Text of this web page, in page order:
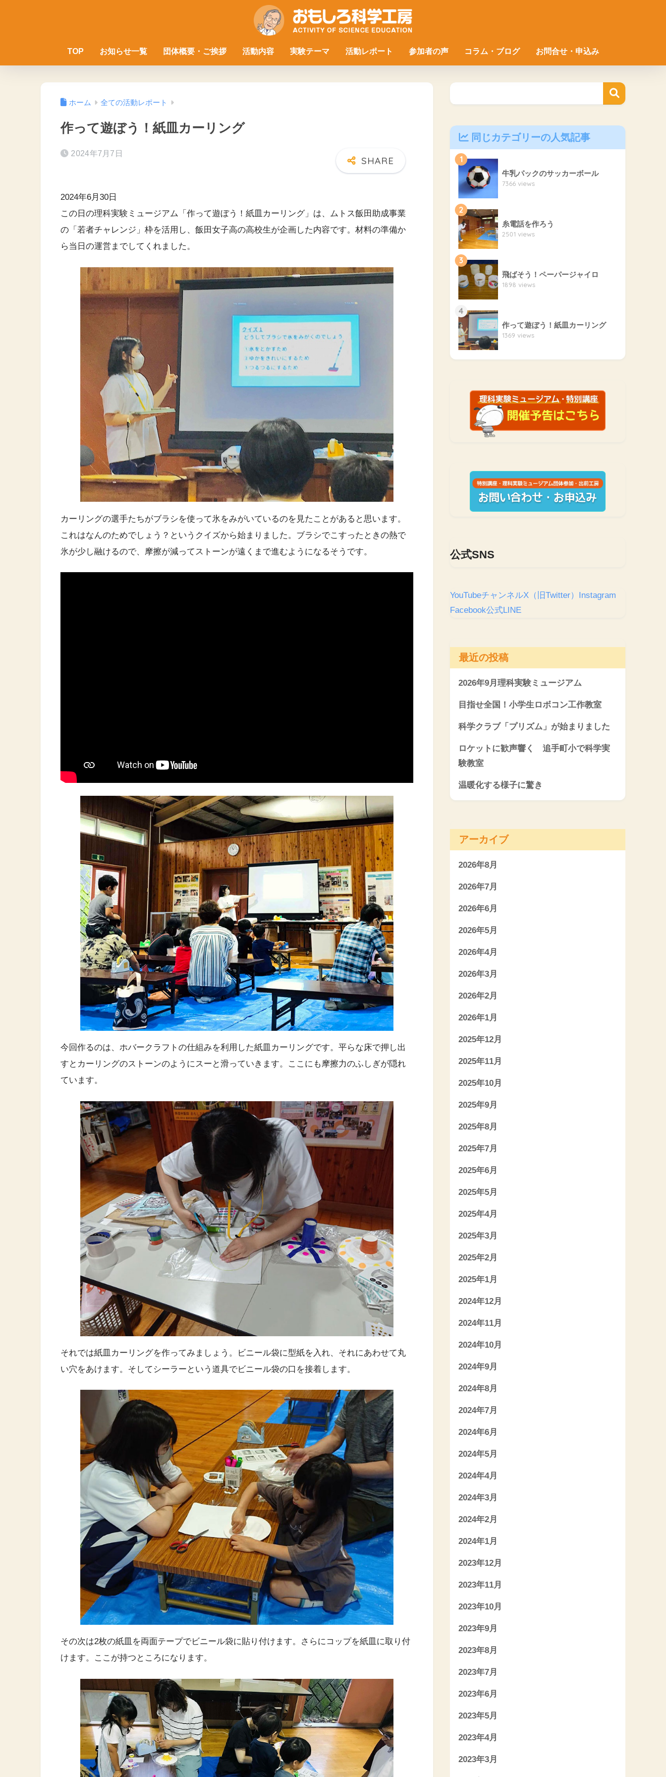
TOP お知らせ一覧 団体概要・ご挨拶 活動内容 実験テーマ 活動レポート 参加者の声 コラム・ブログ お問合せ・申込み
ホーム 全ての活動レポート
作って遊ぼう！紙皿カーリング
2024年7月7日
2024年6月30日
この日の理科実験ミュージアム「作って遊ぼう！紙皿カーリング」は、ムトス飯田助成事業
の「若者チャレンジ」枠を活用し、飯田女子高の高校生が企画した内容です。材料の準備か
ら当日の運営までしてくれました。
カーリングの選手たちがブラシを使って氷をみがいているのを見たことがあると思います。
これはなんのためでしょう？というクイズから始まりました。ブラシでこすったときの熱で
氷が少し融けるので、摩擦が減ってストーンが遠くまで進むようになるそうです。
今回作るのは、ホバークラフトの仕組みを利用した紙皿カーリングです。平らな床で押し出
すとカーリングのストーンのようにスーと滑っていきます。ここにも摩擦力のふしぎが隠れ
ています。
それでは紙皿カーリングを作ってみましょう。ビニール袋に型紙を入れ、それにあわせて丸
い穴をあけます。そしてシーラーという道具でビニール袋の口を接着します。
その次は2枚の紙皿を両面テープでビニール袋に貼り付けます。さらにコップを紙皿に取り付
けます。ここが持つところになります。
同じカテゴリーの人気記事
1
牛乳パックのサッカーボール
7366 views
2
糸電話を作ろう
2501 views
3
飛ばそう！ペーパージャイロ
1898 views
4
作って遊ぼう！紙皿カーリング
1369 views
公式SNS
YouTubeチャンネルX（旧Twitter） Instagram
Facebook公式LINE
最近の投稿
2026年9月理科実験ミュージアム
目指せ全国！小学生ロボコン工作教室
科学クラブ「プリズム」が始まりました
ロケットに歓声響く 追手町小で科学実
験教室
温暖化する様子に驚き
アーカイブ
2026年8月
2026年7月
2026年6月
2026年5月
2026年4月
2026年3月
2026年2月
2026年1月
2025年12月
2025年11月
2025年10月
2025年9月
2025年8月
2025年7月
2025年6月
2025年5月
2025年4月
2025年3月
2025年2月
2025年1月
2024年12月
2024年11月
2024年10月
2024年9月
2024年8月
2024年7月
2024年6月
2024年5月
2024年4月
2024年3月
2024年2月
2024年1月
2023年12月
2023年11月
2023年10月
2023年9月
2023年8月
2023年7月
2023年6月
2023年5月
2023年4月
2023年3月